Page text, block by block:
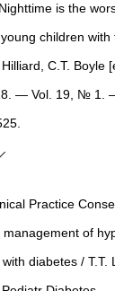
is the
children with
C.T. Boyle
— Vol. 19, № 1.
Practice
of
diabetes / T.T.